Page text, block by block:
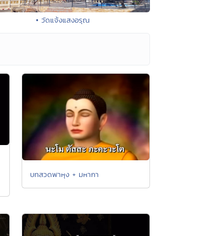
• วัดแจ้งแสงอรุณ
บทสวดพาหุง + มหากา